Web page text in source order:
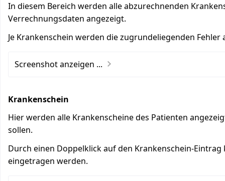
In diesem Bereich werden alle abzurechnenden
Verrechnungsdaten angezeigt.
Je Krankenschein werden die zugrundeliegenden Fehler
Screenshot anzeigen ...
Krankenschein
Hier werden alle Krankenscheine des Patienten
sollen.
Durch einen Doppelklick auf den Krankenschein-
eingetragen werden.